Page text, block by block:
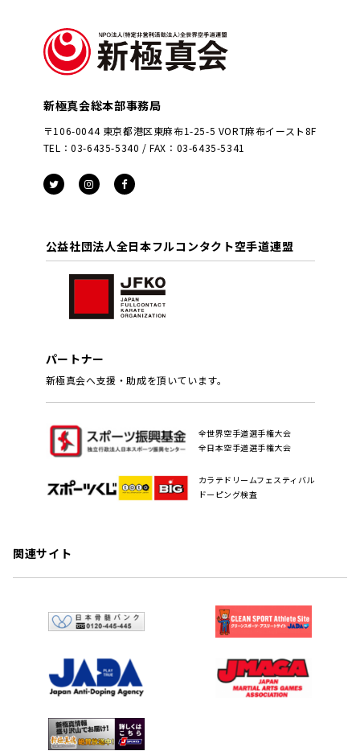
新極真会総本部事務局
〒106-0044 東京都港区東麻布1-25-5 VORT麻布イースト8F
TEL：03-6435-5340 / FAX：03-6435-5341
公益社団法人全日本フルコンタクト空手道連盟
パートナー
新極真会へ支援・助成を頂いています。
全世界空手道選手権大会
全日本空手道選手権大会
カラテドリームフェスティバル
ドーピング検査
関連サイト